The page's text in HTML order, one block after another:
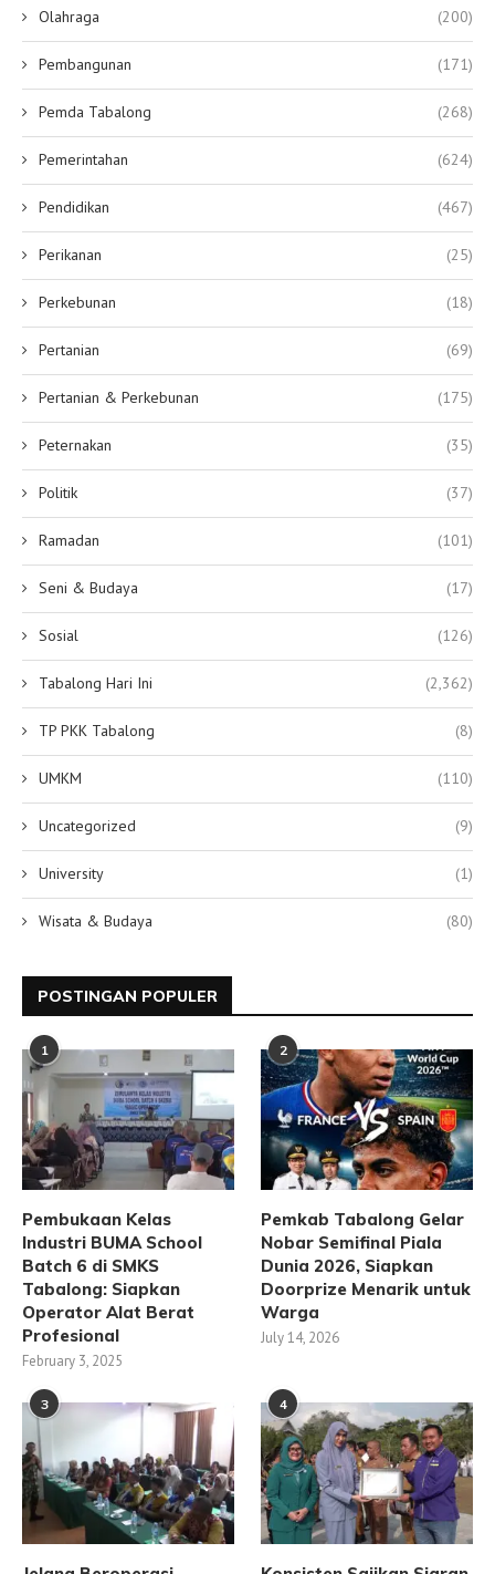
Olahraga (200)
Pembangunan (171)
Pemda Tabalong (268)
Pemerintahan (624)
Pendidikan (467)
Perikanan (25)
Perkebunan (18)
Pertanian (69)
Pertanian & Perkebunan (175)
Peternakan (35)
Politik (37)
Ramadan (101)
Seni & Budaya (17)
Sosial (126)
Tabalong Hari Ini (2,362)
TP PKK Tabalong (8)
UMKM (110)
Uncategorized (9)
University (1)
Wisata & Budaya (80)
POSTINGAN POPULER
1
Pembukaan Kelas
Industri BUMA School
Batch 6 di SMKS
Tabalong: Siapkan
Operator Alat Berat
Profesional
February 3, 2025
2
Pemkab Tabalong Gelar
Nobar Semifinal Piala
Dunia 2026, Siapkan
Doorprize Menarik untuk
Warga
July 14, 2026
3 4